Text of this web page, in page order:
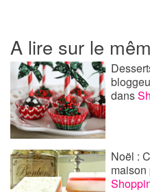
A lire sur le
dans
Noël :